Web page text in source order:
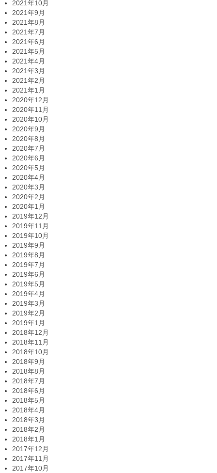
2021年10月
2021年9月
2021年8月
2021年7月
2021年6月
2021年5月
2021年4月
2021年3月
2021年2月
2021年1月
2020年12月
2020年11月
2020年10月
2020年9月
2020年8月
2020年7月
2020年6月
2020年5月
2020年4月
2020年3月
2020年2月
2020年1月
2019年12月
2019年11月
2019年10月
2019年9月
2019年8月
2019年7月
2019年6月
2019年5月
2019年4月
2019年3月
2019年2月
2019年1月
2018年12月
2018年11月
2018年10月
2018年9月
2018年8月
2018年7月
2018年6月
2018年5月
2018年4月
2018年3月
2018年2月
2018年1月
2017年12月
2017年11月
2017年10月